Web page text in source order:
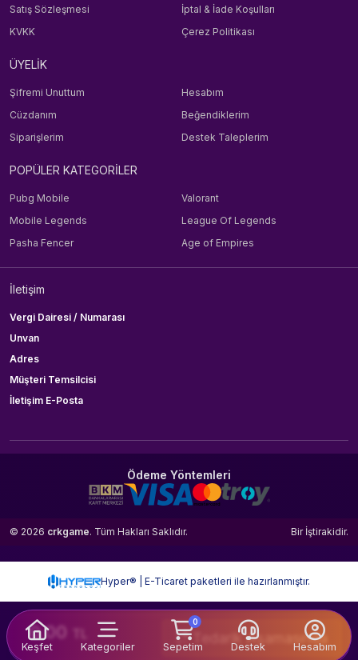
0.00 Tedarik Aşamasında
Keşfet Kategoriler
0
Sepetim Destek Hesabım
Satış Sözleşmesi
İptal & İade Koşulları
KVKK
Çerez Politikası
ÜYELİK
Şifremi Unuttum
Hesabım
Cüzdanım
Beğendiklerim
Siparişlerim
Destek Taleplerim
POPÜLER KATEGORİLER
Pubg Mobile
Valorant
Mobile Legends
League Of Legends
Pasha Fencer
Age of Empires
İletişim
Vergi Dairesi / Numarası
Unvan
Adres
Müşteri Temsilcisi
İletişim E-Posta
Ödeme Yöntemleri
© 2026 crkgame. Tüm Hakları Saklıdır. Bir İştirakidir.
Hyper® | E-Ticaret paketleri ile hazırlanmıştır.